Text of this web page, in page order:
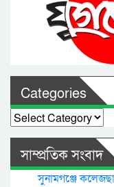
Categories
Categories
সাম্প্রতিক সংবাদ
সুনামগঞ্জে